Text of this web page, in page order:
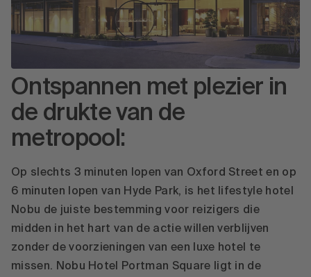
Ontspannen met plezier in
de drukte van de
metropool:
Op slechts 3 minuten lopen van Oxford Street en op
6 minuten lopen van Hyde Park, is het lifestyle hotel
Nobu de juiste bestemming voor reizigers die
midden in het hart van de actie willen verblijven
zonder de voorzieningen van een luxe hotel te
missen. Nobu Hotel Portman Square ligt in de